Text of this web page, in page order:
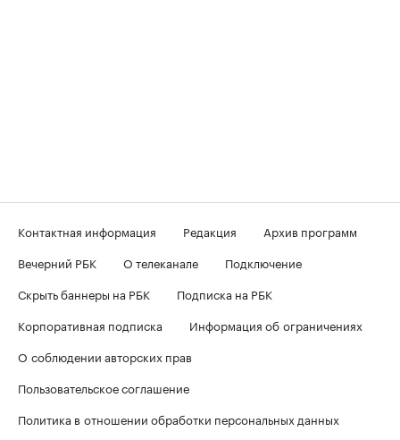
Контактная информация Редакция
Архив программ
Вечерний РБК
О телеканале
Подключение
Скрыть баннеры на РБК
Подписка на РБК
Корпоративная подписка
Информация об ограничениях
О соблюдении авторских прав
Пользовательское соглашение
Политика в отношении обработки персональных данных